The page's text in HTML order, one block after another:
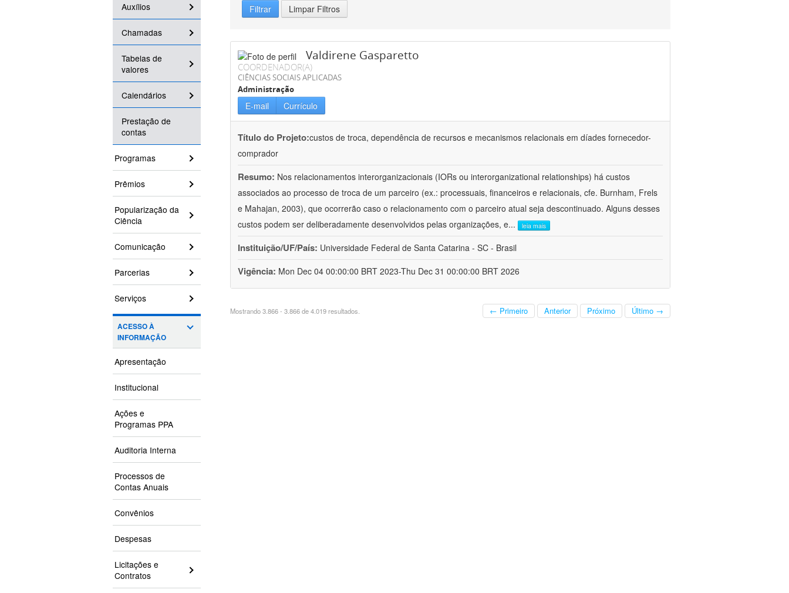
Auxílios
Chamadas
Tabelas de
valores
Calendários
Prestação de
contas
Programas
Prêmios
Popularização da
Ciência
Comunicação
Parcerias
Serviços
ACESSO À
INFORMAÇÃO
Apresentação
Institucional
Ações e
Programas PPA
Auditoria Interna
Processos de
Contas Anuais
Convênios
Despesas
Licitações e
Contratos
Filtrar Limpar Filtros
Valdirene Gasparetto
COORDENADOR(A)
CIÊNCIAS SOCIAIS APLICADAS
Administração
E-mail Currículo
Título do Projeto:custos de troca, dependência de recursos e mecanismos relacionais em díades fornecedor-
comprador
Resumo: Nos relacionamentos interorganizacionais (IORs ou interorganizational relationships) há custos
associados ao processo de troca de um parceiro (ex.: processuais, financeiros e relacionais, cfe. Burnham, Frels
e Mahajan, 2003), que ocorrerão caso o relacionamento com o parceiro atual seja descontinuado. Alguns desses
custos podem ser deliberadamente desenvolvidos pelas organizações, e... leia mais
Instituição/UF/País: Universidade Federal de Santa Catarina - SC - Brasil
Vigência: Mon Dec 04 00:00:00 BRT 2023-Thu Dec 31 00:00:00 BRT 2026
Mostrando 3.866 - 3.866 de 4.019 resultados. ← Primeiro Anterior Próximo Último →